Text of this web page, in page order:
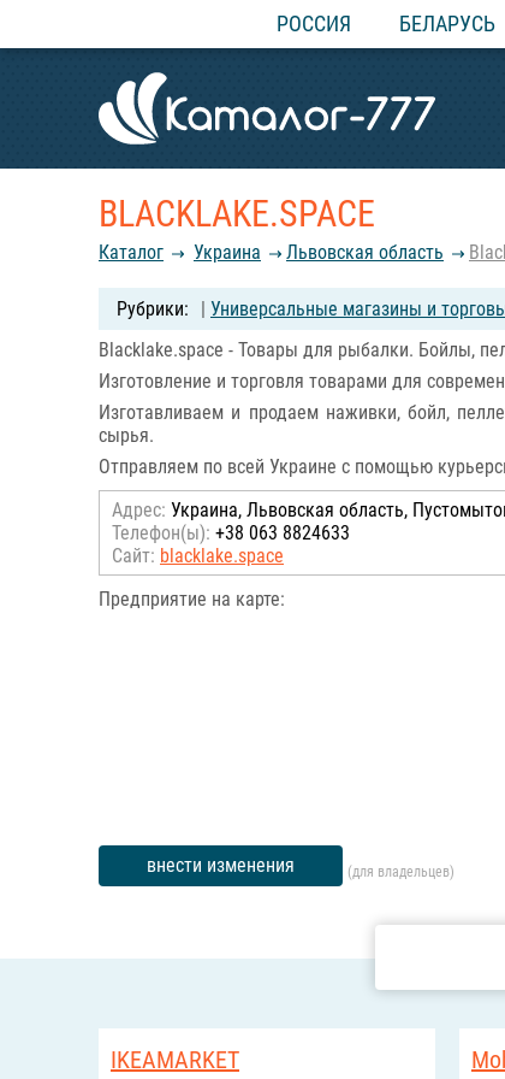
РОССИЯ БЕЛАРУСЬ
BLACKLAKE.SPACE
Каталог Украина Львовская область
| Универсальные магазины и
Blacklake.space - Товары для рыбалки. Бойлы,
Изготовление и торговля товарами для
Изготавливаем и продаем наживки, бойл,
сырья.
Отправляем по всей Украине с помощью
Адрес: Украина, Львовская область,
Телефон(ы): +38 063 8824633
Сайт: blacklake.space
Предприятие на карте:
внести изменения (для владельцев)
IKEAMARKET